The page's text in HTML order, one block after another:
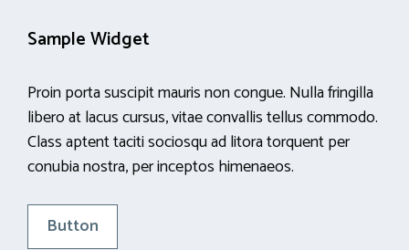
Sample Widget
Proin porta suscipit mauris non congue. Nulla fringilla
libero at lacus cursus, vitae convallis tellus commodo.
Class aptent taciti sociosqu ad litora torquent per
conubia nostra, per inceptos himenaeos.
Button